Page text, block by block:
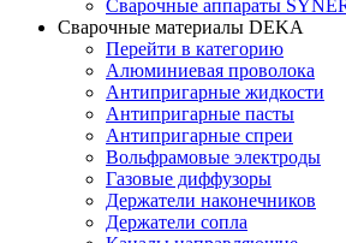
Сварочные аппараты
Сварочные материалы DEKA
Перейти в категорию
Алюминиевая проволока
Антипригарные жидкости
Антипригарные пасты
Антипригарные спреи
Вольфрамовые электроды
Газовые диффузоры
Держатели наконечников
Держатели сопла